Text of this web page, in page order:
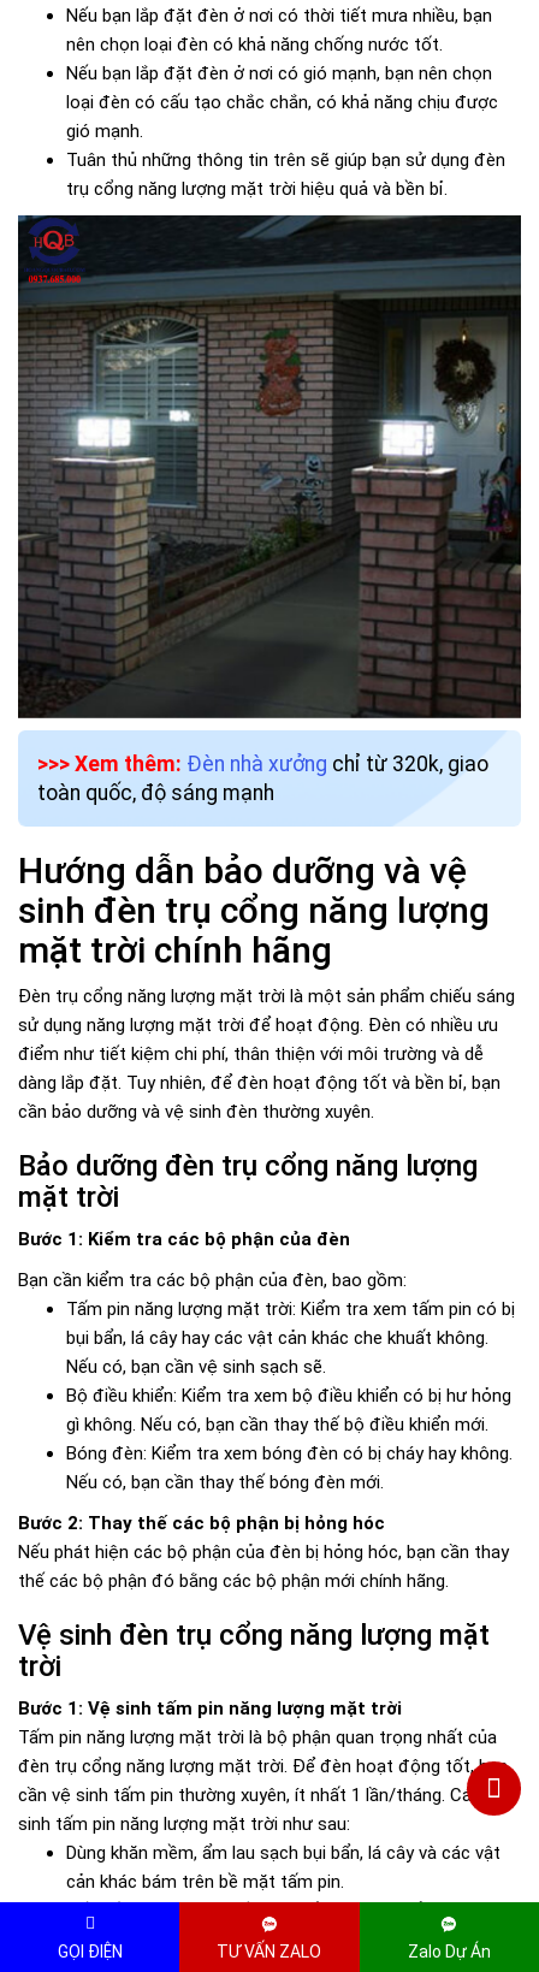
Nếu bạn lắp đặt đèn ở nơi có thời tiết mưa nhiều, bạn
nên chọn loại đèn có khả năng chống nước tốt.
Nếu bạn lắp đặt đèn ở nơi có gió mạnh, bạn nên chọn
loại đèn có cấu tạo chắc chắn, có khả năng chịu được
gió mạnh.
Tuân thủ những thông tin trên sẽ giúp bạn sử dụng đèn
trụ cổng năng lượng mặt trời hiệu quả và bền bỉ.
>>> Xem thêm: Đèn nhà xưởng chỉ từ 320k, giao
toàn quốc, độ sáng mạnh
Hướng dẫn bảo dưỡng và vệ
sinh đèn trụ cổng năng lượng
mặt trời chính hãng
Đèn trụ cổng năng lượng mặt trời là một sản phẩm chiếu sáng
sử dụng năng lượng mặt trời để hoạt động. Đèn có nhiều ưu
điểm như tiết kiệm chi phí, thân thiện với môi trường và dễ
dàng lắp đặt. Tuy nhiên, để đèn hoạt động tốt và bền bỉ, bạn
cần bảo dưỡng và vệ sinh đèn thường xuyên.
Bảo dưỡng đèn trụ cổng năng lượng
mặt trời
Bước 1: Kiểm tra các bộ phận của đèn
Bạn cần kiểm tra các bộ phận của đèn, bao gồm:
Tấm pin năng lượng mặt trời: Kiểm tra xem tấm pin có bị
bụi bẩn, lá cây hay các vật cản khác che khuất không.
Nếu có, bạn cần vệ sinh sạch sẽ.
Bộ điều khiển: Kiểm tra xem bộ điều khiển có bị hư hỏng
gì không. Nếu có, bạn cần thay thế bộ điều khiển mới.
Bóng đèn: Kiểm tra xem bóng đèn có bị cháy hay không.
Nếu có, bạn cần thay thế bóng đèn mới.
Bước 2: Thay thế các bộ phận bị hỏng hóc
Nếu phát hiện các bộ phận của đèn bị hỏng hóc, bạn cần thay
thế các bộ phận đó bằng các bộ phận mới chính hãng.
Vệ sinh đèn trụ cổng năng lượng mặt
trời
Bước 1: Vệ sinh tấm pin năng lượng mặt trời
Tấm pin năng lượng mặt trời là bộ phận quan trọng nhất của
đèn trụ cổng năng lượng mặt trời. Để đèn hoạt động tốt, bạn
cần vệ sinh tấm pin thường xuyên, ít nhất 1 lần/tháng. Cách vệ
sinh tấm pin năng lượng mặt trời như sau:
Dùng khăn mềm, ẩm lau sạch bụi bẩn, lá cây và các vật
cản khác bám trên bề mặt tấm pin.
nước xà bông loãng để vệ sinh.
GỌI ĐIỆN TƯ VẤN ZALO Zalo Dự Án